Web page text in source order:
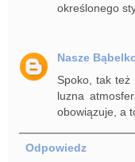
określonego
Nasze
Spoko, tak
luzna
obowiązuje, a
Odpowiedz